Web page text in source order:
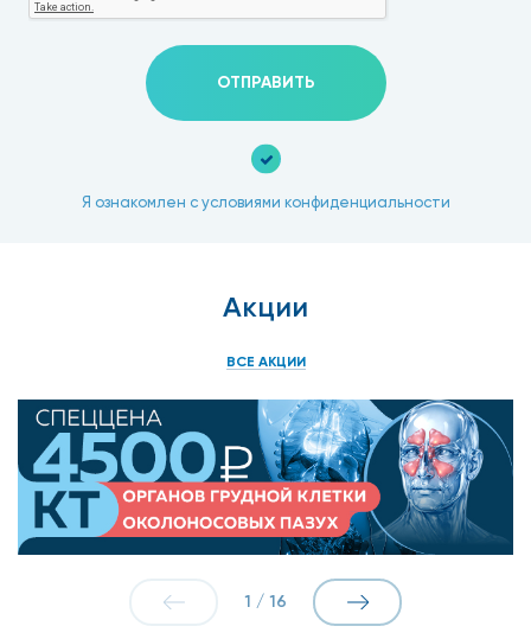
ОТПРАВИТЬ
Я ознакомлен с условиями конфиденциальности
Акции
ВСЕ АКЦИИ
1 / 16